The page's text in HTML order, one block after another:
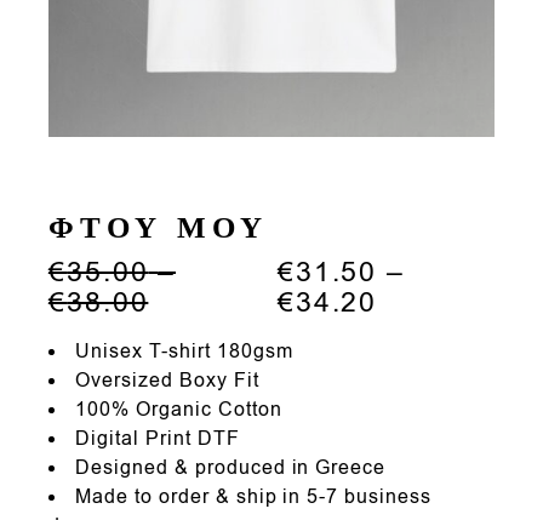
ΦΤΟΥ ΜΟΥ
€35.00 –
€38.00Price
€35.00
through
€38.00
€31.50 –
€34.20
Unisex T-shirt 180gsm
Oversized Boxy Fit
100% Organic Cotton
Digital Print DTF
Designed & produced in Greece
Made to order & ship in 5-7 business